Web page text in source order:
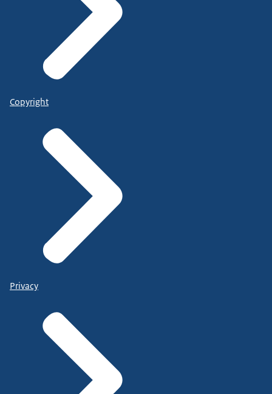
Copyright
Privacy